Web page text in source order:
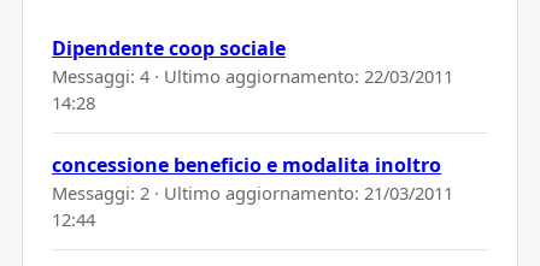
Dipendente coop sociale
Messaggi: 4 · Ultimo aggiornamento: 22/03/2011
14:28
concessione beneficio e modalita inoltro
Messaggi: 2 · Ultimo aggiornamento: 21/03/2011
12:44